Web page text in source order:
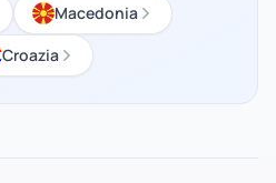
Macedonia
Croazia